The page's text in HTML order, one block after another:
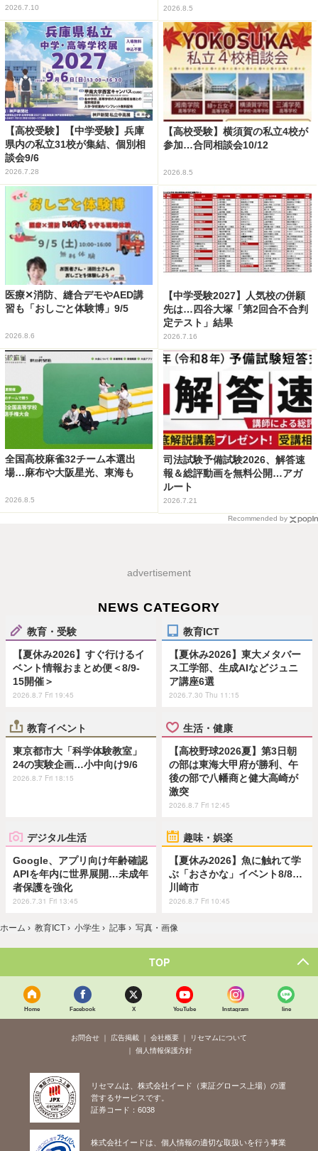
2026.7.10 2026.8.5
【高校受験】【中学受験】兵庫
県内の私立31校が集結、個別相
談会9/6
2026.7.28
【高校受験】横須賀の私立4校が
参加…合同相談会10/12
2026.8.5
医療✕消防、縫合デモやAED講
習も「おしごと体験博」9/5
2026.8.6
【中学受験2027】人気校の併願
先は…四谷大塚「第2回合不合判
定テスト」結果
2026.7.16
全国高校麻雀32チーム本選出
場…麻布や大阪星光、東海も
2026.8.5
司法試験予備試験2026、解答速
報＆総評動画を無料公開…アガ
ルート
2026.7.21
Recommended by
advertisement
NEWS CATEGORY
教育・受験
【夏休み2026】すぐ行けるイ
ベント情報おまとめ便＜8/9-
15開催＞
2026.8.7 Fri 19:45
教育ICT
【夏休み2026】東大メタバー
ス工学部、生成AIなどジュニ
ア講座6選
2026.7.30 Thu 11:15
教育イベント
東京都市大「科学体験教室」
24の実験企画…小中向け9/6
2026.8.7 Fri 18:15
生活・健康
【高校野球2026夏】第3日朝
の部は東海大甲府が勝利、午
後の部で八幡商と健大高崎が
激突
2026.8.7 Fri 12:45
デジタル生活
Google、アプリ向け年齢確認
APIを年内に世界展開…未成年
者保護を強化
2026.7.31 Fri 13:45
趣味・娯楽
【夏休み2026】魚に触れて学
ぶ「おさかな」イベント8/8…
川崎市
2026.8.7 Fri 10:45
ホーム › 教育ICT › 小学生 › 記事 › 写真・画像
TOP
Home Facebook X YouTube Instagram line
お問合せ 広告掲載 会社概要
リセマムについて
個人情報保護方針
リセマムは、株式会社イード（東証グロース上場）の運
営するサービスです。
証券コード：6038
株式会社イードは、個人情報の適切な取扱いを行う事業